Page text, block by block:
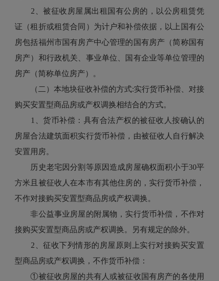
2、被征收房屋属出租国有公房的，以公房租赁凭
证（租折或租赁合同）为计户和补偿依据，以上国有公
房包括福州市国有房产中心管理的国有房产（简称国有
房产）和行政机关、事业单位、国有企业等单位管理的
房产（简称单位房产）。
（二）本地块征收补偿的方式:实行货币补偿、对接
购买安置型商品房或产权调换相结合的方式。
1、货币补偿：具有合法产权的被征收人按确认的
房屋合法建筑面积实行货币补偿，由被征收人自行解决
安置用房。
历史老宅因分割等原因造成房屋确权面积小于30平
方米且被征收人在本市有其他住房的，实行货币补偿，
不作对接购买安置型商品房或产权调换。
非公益事业房屋的附属物，实行货币补偿，不作对
接购买安置型商品房或产权调换。另有规定的除外。
2、征收下列情形的房屋原则上实行对接购买安置
型商品房或产权调换，不作货币补偿：
①被征收房屋的共有人或被征收国有房产的各使用